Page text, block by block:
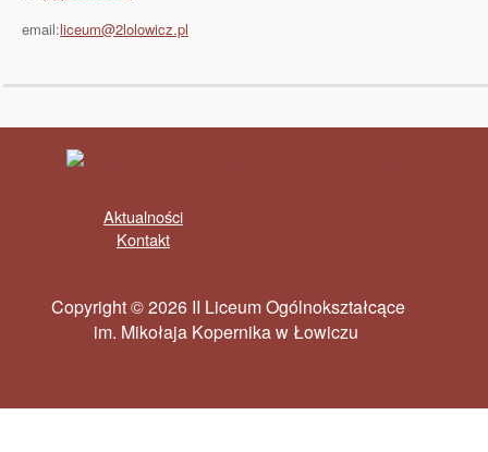
email:liceum@2lolowicz.pl
Aktualności
Kontakt
Copyright © 2026 II Liceum Ogólnokształcące
im. Mikołaja Kopernika w Łowiczu